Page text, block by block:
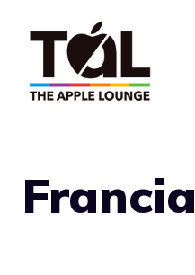
contenuto
Francia